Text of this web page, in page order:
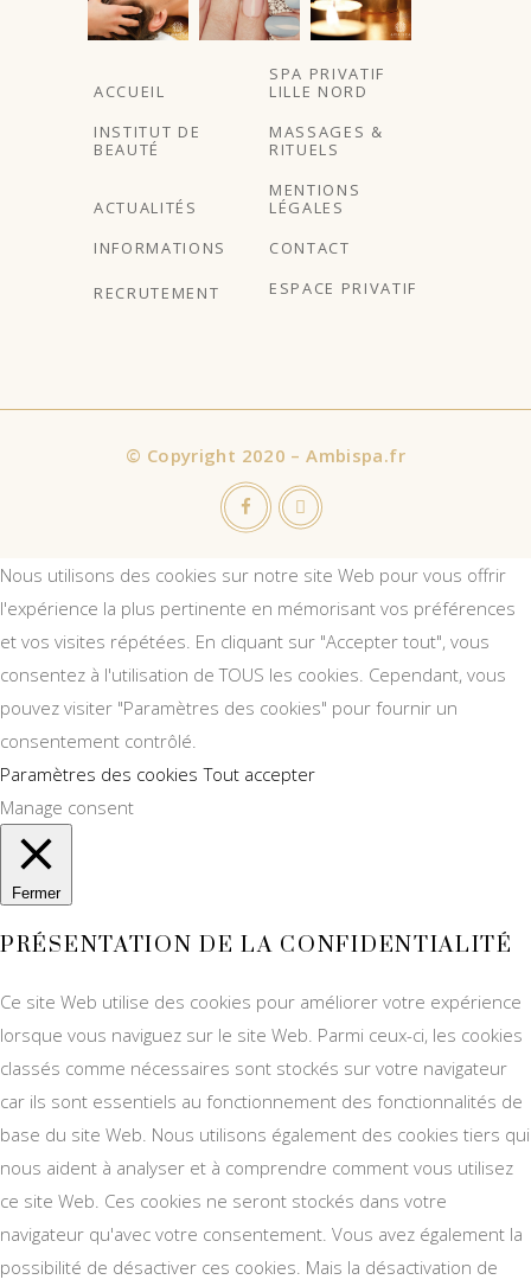
ACCUEIL
SPA PRIVATIF
LILLE NORD
INSTITUT DE
BEAUTÉ
MASSAGES &
RITUELS
ACTUALITÉS
MENTIONS
LÉGALES
INFORMATIONS
CONTACT
RECRUTEMENT ESPACE PRIVATIF
© Copyright 2020 – Ambispa.fr
Nous utilisons des cookies sur notre site Web pour vous offrir
l'expérience la plus pertinente en mémorisant vos préférences
et vos visites répétées. En cliquant sur "Accepter tout", vous
consentez à l'utilisation de TOUS les cookies. Cependant, vous
pouvez visiter "Paramètres des cookies" pour fournir un
consentement contrôlé.
Paramètres des cookies Tout accepter
Manage consent
Fermer
PRÉSENTATION DE LA CONFIDENTIALITÉ
Ce site Web utilise des cookies pour améliorer votre expérience
lorsque vous naviguez sur le site Web. Parmi ceux-ci, les cookies
classés comme nécessaires sont stockés sur votre navigateur
car ils sont essentiels au fonctionnement des fonctionnalités de
base du site Web. Nous utilisons également des cookies tiers qui
nous aident à analyser et à comprendre comment vous utilisez
ce site Web. Ces cookies ne seront stockés dans votre
navigateur qu'avec votre consentement. Vous avez également la
possibilité de désactiver ces cookies. Mais la désactivation de